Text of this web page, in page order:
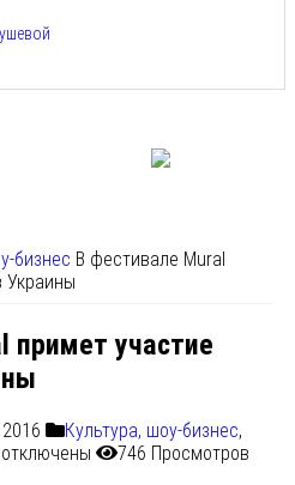
бизнес В фестивале Mural
Украины
примет участие
Культура, шоу-бизнес,
отключены 746 Просмотров